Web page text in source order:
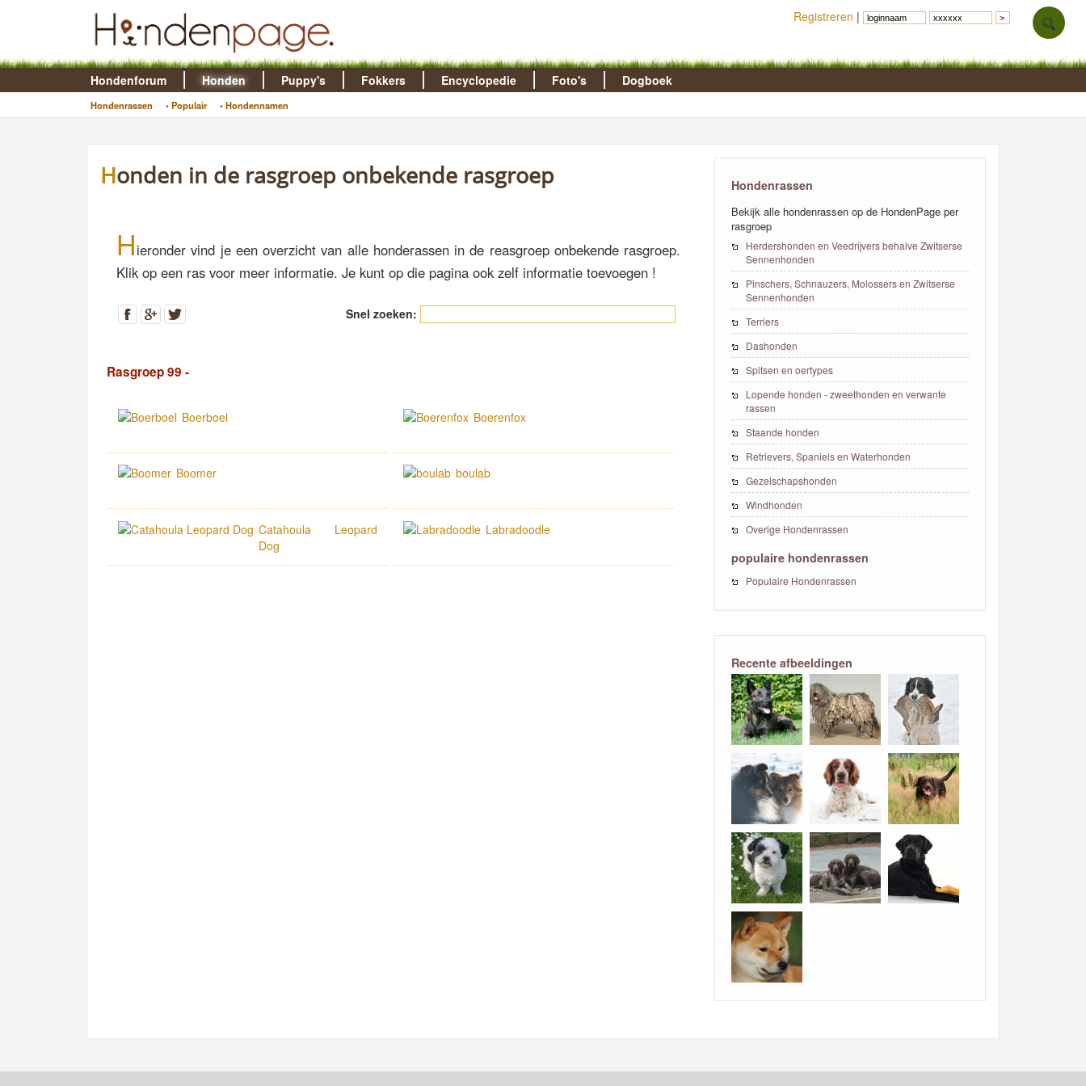
Hondenforum Honden
Hondenrassen • Populair • Hondennamen
Puppy's Fokkers Encyclopedie Foto's Dogboek
Honden in de rasgroep onbekende rasgroep
Hieronder vind je een overzicht van alle honderassen in de reasgroep onbekende rasgroep.
Klik op een ras voor meer informatie. Je kunt op die pagina ook zelf informatie toevoegen !
Snel zoeken:
Rasgroep 99 -
Boerboel Boerenfox
Boomer boulab
Catahoula Leopard
Dog
Labradoodle
Hondenrassen
Bekijk alle hondenrassen op de HondenPage per
rasgroep
Herdershonden en Veedrijvers behalve Zwitserse
Sennenhonden
Pinschers, Schnauzers, Molossers en Zwitserse
Sennenhonden
Terriers
Dashonden
Spitsen en oertypes
Lopende honden - zweethonden en verwante
rassen
Staande honden
Retrievers, Spaniels en Waterhonden
Gezelschapshonden
Windhonden
Overige Hondenrassen
populaire hondenrassen
Populaire Hondenrassen
Recente afbeeldingen
Registreren |